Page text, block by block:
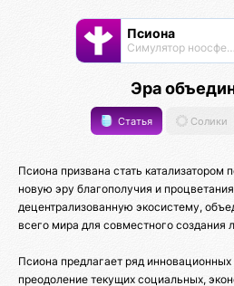
Псиона
Cимулятор ноосферы
Эра
Статья Солики
Псиона призвана стать катализатором
новую эру благополучия и
децентрализованную экосистему,
всего мира для совместного создания
Псиона предлагает ряд
преодоление текущих социальных,